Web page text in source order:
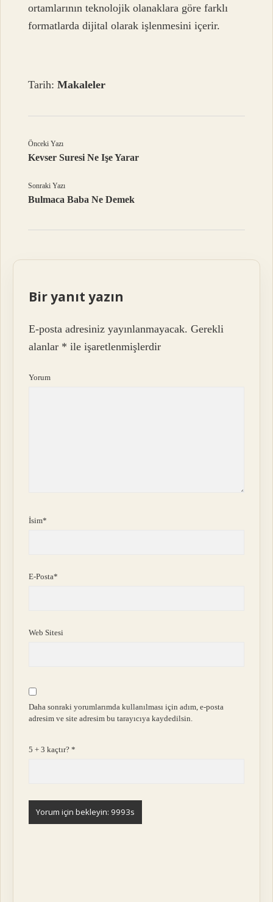
ortamlarının teknolojik olanaklara göre farklı
formatlarda dijital olarak işlenmesini içerir.
Tarih:Makaleler
Önceki Yazı
Kevser Suresi Ne Işe Yarar
Sonraki Yazı
Bulmaca Baba Ne Demek
Bir yanıt yazın
E-posta adresiniz yayınlanmayacak. Gerekli
alanlar * ile işaretlenmişlerdir
Yorum
İsim*
E-Posta*
Web Sitesi
Daha sonraki yorumlarımda kullanılması için adım, e-posta
adresim ve site adresim bu tarayıcıya kaydedilsin.
5 + 3 kaçtır?*